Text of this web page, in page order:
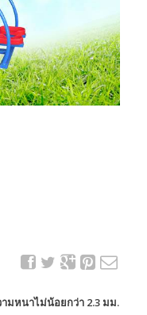
มหนาไม่น้อยกว่า 2.3 มม.